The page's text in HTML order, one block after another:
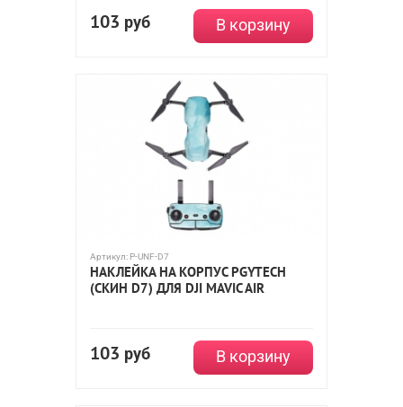
103 руб В корзину
Артикул: P-UNF-D7
НАКЛЕЙКА НА КОРПУС PGYTECH
(СКИН D7) ДЛЯ DJI MAVIC AIR
103 руб В корзину